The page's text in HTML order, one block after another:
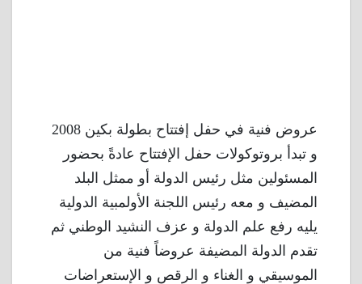
عروض فنية في حفل إفتتاح بطولة بكين 2008
و تبدأ بروتوكولات حفل الإفتتاح عادةً بحضور
المسئولين مثل رئيس الدولة أو ممثل البلد
المضيف و معه رئيس اللجنة الأولمبية الدولية
يليه رفع علم الدولة و عزف النشيد الوطني ثم
تقدم الدولة المضيفة عروضاً فنية من
الموسيقي و الغناء و الرقص و الإستعراضات